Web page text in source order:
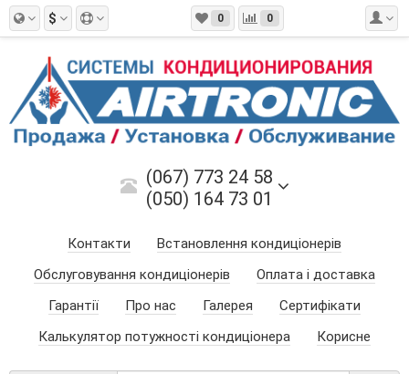
$ 0 0
(067) 773 24 58
(050) 164 73 01
Контакти
Встановлення кондиціонерів
Обслуговування кондиціонерів
Оплата і доставка
Гарантії
Про нас Галерея
Сертифікати
Калькулятор потужності кондиціонера
Корисне